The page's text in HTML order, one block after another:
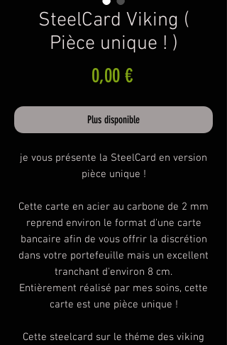
SteelCard Viking (
Pièce unique ! )
0,00 €Prix
Plus disponible
je vous présente la SteelCard en version
pièce unique !
Cette carte en acier au carbone de 2 mm
reprend environ le format d'une carte
bancaire afin de vous offrir la discrétion
dans votre portefeuille mais un excellent
tranchant d'environ 8 cm.
Entièrement réalisé par mes soins, cette
carte est une pièce unique !
Cette steelcard sur le théme des viking